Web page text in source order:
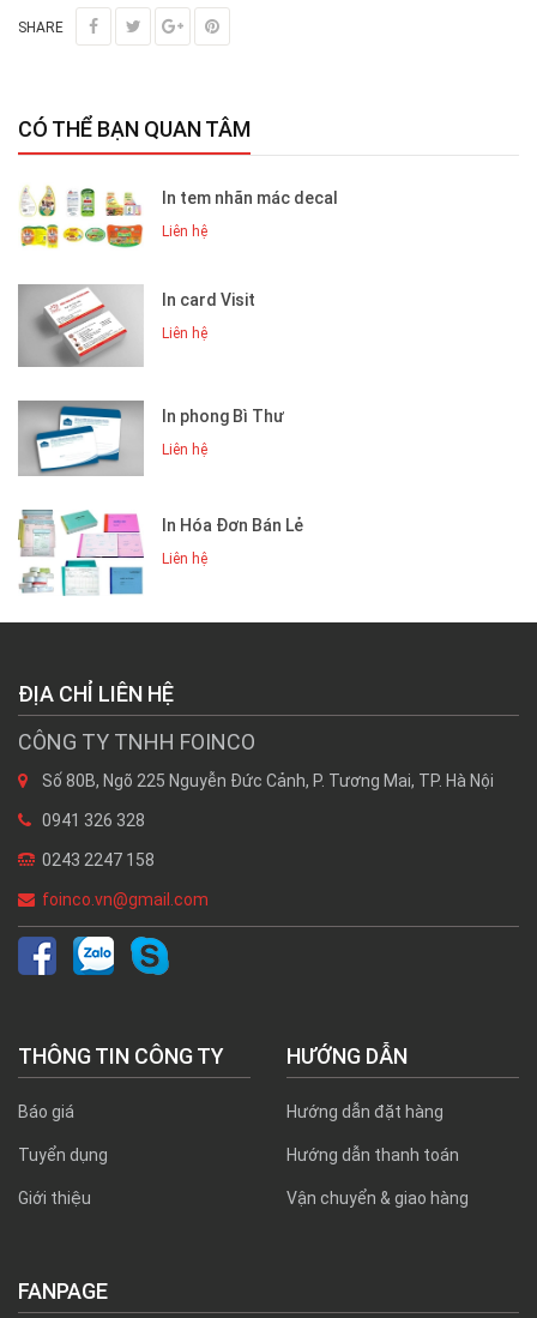
SHARE
CÓ THỂ BẠN QUAN TÂM
In tem nhãn mác decal
Liên hệ
In card Visit
Liên hệ
In phong Bì Thư
Liên hệ
In Hóa Đơn Bán Lẻ
Liên hệ
ĐỊA CHỈ LIÊN HỆ
CÔNG TY TNHH FOINCO
Số 80B, Ngõ 225 Nguyễn Đức Cảnh, P. Tương Mai, TP. Hà Nội
0941 326 328
0243 2247 158
foinco.vn@gmail.com
THÔNG TIN CÔNG TY
Báo giá
Tuyển dụng
Giới thiệu
HƯỚNG DẪN
Hướng dẫn đặt hàng
Hướng dẫn thanh toán
Vận chuyển & giao hàng
FANPAGE